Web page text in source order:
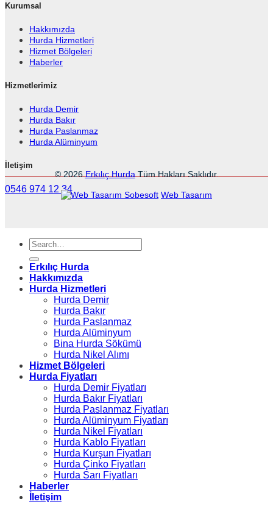
Kurumsal
Hakkımızda
Hurda Hizmetleri
Hizmet Bölgeleri
Haberler
Hizmetlerimiz
Hurda Demir
Hurda Bakır
Hurda Paslanmaz
Hurda Alüminyum
İletişim
0546 974 12 34
© 2026 Erkılıç Hurda Tüm Hakları Saklıdır.
Sobesoft Web Tasarım
Erkılıç Hurda
Hakkımızda
Hurda Hizmetleri
Hurda Demir
Hurda Bakır
Hurda Paslanmaz
Hurda Alüminyum
Bina Hurda Sökümü
Hurda Nikel Alımı
Hizmet Bölgeleri
Hurda Fiyatları
Hurda Demir Fiyatları
Hurda Bakır Fiyatları
Hurda Paslanmaz Fiyatları
Hurda Alüminyum Fiyatları
Hurda Nikel Fiyatları
Hurda Kablo Fiyatları
Hurda Kurşun Fiyatları
Hurda Çinko Fiyatları
Hurda Sarı Fiyatları
Haberler
İletişim